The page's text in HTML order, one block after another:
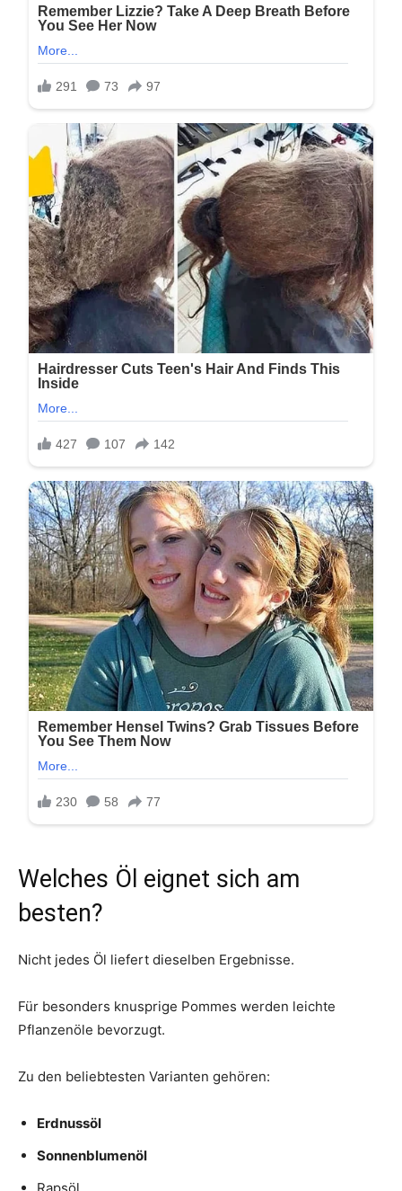
Welches Öl eignet sich am
besten?
Nicht jedes Öl liefert dieselben Ergebnisse.
Für besonders knusprige Pommes werden leichte
Pflanzenöle bevorzugt.
Zu den beliebtesten Varianten gehören:
Erdnussöl
Sonnenblumenöl